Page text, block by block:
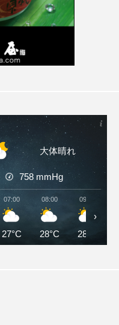
大体晴れ
758 mmHg
07:00
27°C
08:00
28°C
09:00
28°C
›